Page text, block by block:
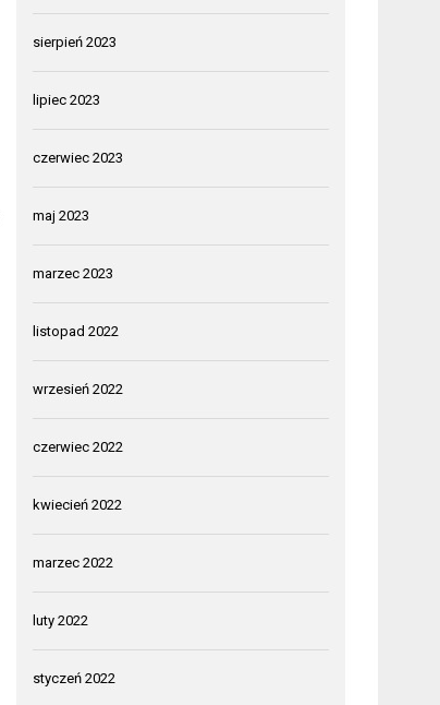
sierpień 2023
lipiec 2023
czerwiec 2023
maj 2023
marzec 2023
listopad 2022
wrzesień 2022
czerwiec 2022
kwiecień 2022
marzec 2022
luty 2022
styczeń 2022